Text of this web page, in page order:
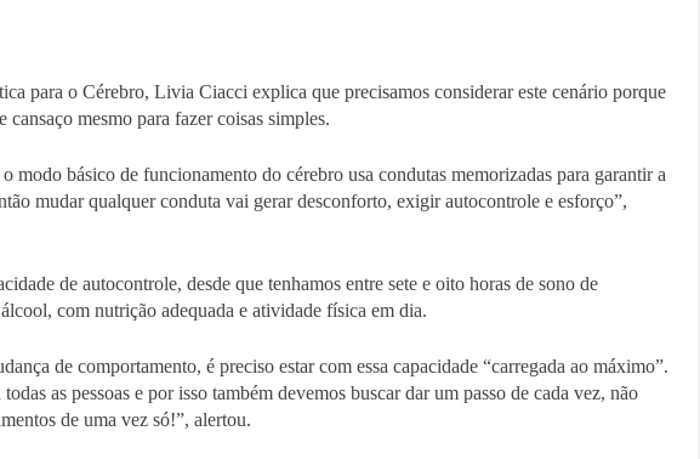
para o Cérebro, Livia Ciacci explica que precisamos considerar este cenário porque
mesmo para fazer coisas simples.
modo básico de funcionamento do cérebro usa condutas memorizadas para garantir a
mudar qualquer conduta vai gerar desconforto, exigir autocontrole e esforço”,
de autocontrole, desde que tenhamos entre sete e oito horas de sono de
com nutrição adequada e atividade física em dia.
de comportamento, é preciso estar com essa capacidade “carregada ao máximo”.
as pessoas e por isso também devemos buscar dar um passo de cada vez, não
de uma vez só!”, alertou.